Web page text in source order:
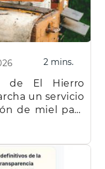
2 mins.
de El Hierro
un servicio
de miel para